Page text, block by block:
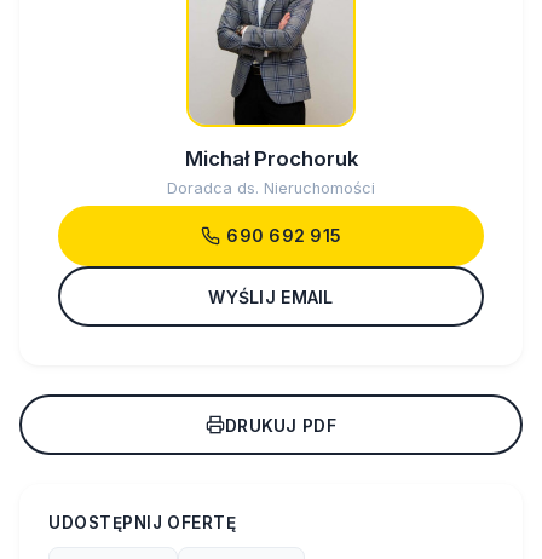
Michał Prochoruk
Doradca ds. Nieruchomości
690 692 915
WYŚLIJ EMAIL
DRUKUJ PDF
UDOSTĘPNIJ OFERTĘ